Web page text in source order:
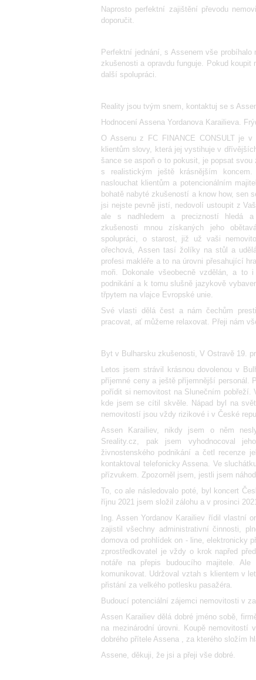
Naprosto perfektní zajištění převodu
doporučit.
Perfektní jednání, s Assenem vše
zkušenosti a opravdu funguje. Pokud
další spolupráci.
Reality jsou tvým snem, kontaktuj se s
Hodnocení Assena Yordanova Karailieva.
O Assenu z FC FINANCE CONSULT je
klientům slovy, která jej vystihuje v
šance se aspoň o to pokusit, je popsat
s realistickým ještě krásnějším
naslouchat klientům a potencionálním
bohatě nabyté zkušeností a know how,
jsi nejste pevně jistí, nedovolí ustoupit z
ale s nadhledem a precizností hledá
zkušenosti mnou získaných jeho
spolupráci, o starost, již už vaši
ořechová, Assen tasí žolíky na stůl a
profesi makléře a to na úrovni přesahující
moři. Dokonale všeobecně vzdělán, a
podnikání a k tomu slušně jazykově
třpytem na vlajce Evropské unie.
Své vlasti dělá čest a nám čechům
pracovat, ať můžeme relaxovat. Přeji nám
Byt v Bulharsku zkušenosti, V Ostravě 19.
Letos jsem strávil krásnou dovolenou v
příjemné ceny a ještě příjemnější personál.
pořídit si nemovitost na Slunečním pobřeží.
kde jsem se cítil skvěle. Nápad byl na
nemovitostí jsou vždy rizikové i v České
Assen Karailiev, nikdy jsem o něm
Sreality.cz, pak jsem vyhodnocoval
živnostenského podnikání a četl recenze
kontaktoval telefonicky Assena. Ve
přízvukem. Zpozorněl jsem, jestli jsem
To, co ale následovalo poté, byl koncert
říjnu 2021 jsem složil zálohu a v prosinci
Ing. Assen Yordanov Karailiev řídil vlastní
zajistil všechny administrativní činnosti,
domova od prohlídek on - line, elektronicky
zprostředkovatel je vždy o krok napřed
notáře na přepis budoucího majitele.
komunikovat. Udržoval vztah s klientem v
přistání za velkého potlesku pasažéra.
Budoucí potenciální zájemci nemovitosti v
Assen Karailiev dělá dobré jméno sobě,
na mezinárodní úrovni. Koupě
dobrého přítele Assena , za kterého složím
Assene, děkuji, že jsi a přeji vše dobré.